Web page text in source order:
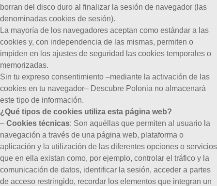
borran del disco duro al finalizar la sesión de navegador (las
denominadas cookies de sesión).
La mayoría de los navegadores aceptan como estándar a las
cookies y, con independencia de las mismas, permiten o
impiden en los ajustes de seguridad las cookies temporales o
memorizadas.
Sin tu expreso consentimiento –mediante la activación de las
cookies en tu navegador– Descubre Polonia no almacenará
este tipo de información.
¿Qué tipos de cookies utiliza esta página web?
– Cookies técnicas: Son aquéllas que permiten al usuario la
navegación a través de una página web, plataforma o
aplicación y la utilización de las diferentes opciones o servicios
que en ella existan como, por ejemplo, controlar el tráfico y la
comunicación de datos, identificar la sesión, acceder a partes
de acceso restringido, recordar los elementos que integran un